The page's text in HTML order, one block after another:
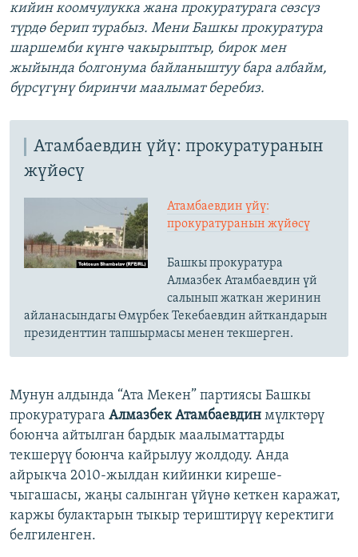
кийин коомчулукка жана прокуратурага сөзсүз
түрдө берип турабыз. Мени Башкы прокуратура
шаршемби күнгө чакырыптыр, бирок мен
жыйында болгонума байланыштуу бара албайм,
бүрсүгүнү биринчи маалымат беребиз.
Атамбаевдин үйү: прокуратуранын
жүйөсү
Атамбаевдин үйү:
прокуратуранын жүйөсү
Башкы прокуратура
Алмазбек Атамбаевдин үй
салынып жаткан жеринин
айланасындагы Өмүрбек Текебаевдин айткандарын
президенттин тапшырмасы менен текшерген.
Мунун алдында “Ата Мекен” партиясы Башкы
прокуратурага Алмазбек Атамбаевдин мүлктөрү
боюнча айтылган бардык маалыматтарды
текшерүү боюнча кайрылуу жолдоду. Анда
айрыкча 2010-жылдан кийинки киреше-
чыгашасы, жаңы салынган үйүнө кеткен каражат,
каржы булактарын тыкыр териштирүү керектиги
белгиленген.